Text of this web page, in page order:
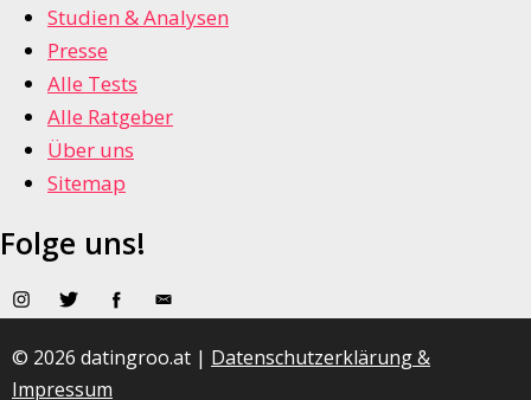
Studien & Analysen
Presse
Alle Tests
Alle Ratgeber
Über uns
Sitemap
Folge uns!
© 2026 datingroo.at | Datenschutzerklärung &
Impressum